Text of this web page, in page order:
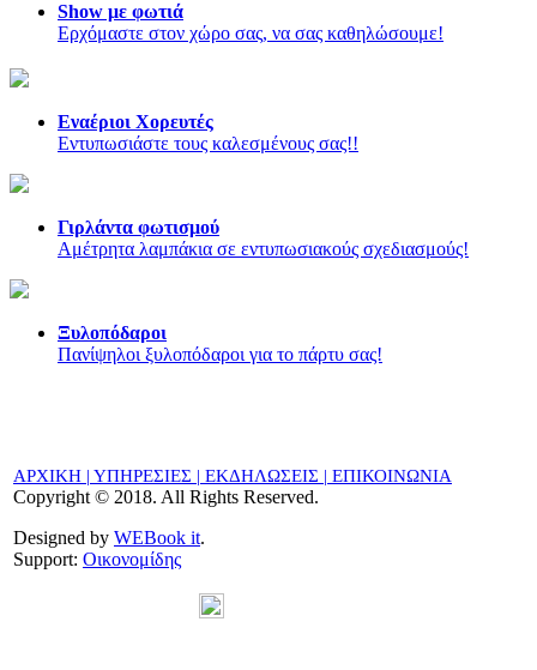
Show με φωτιά
Ερχόμαστε στον χώρο σας, να σας καθηλώσουμε!
Εναέριοι Χορευτές
Εντυπωσιάστε τους καλεσμένους σας!!
Γιρλάντα φωτισμού
Αμέτρητα λαμπάκια σε εντυπωσιακούς σχεδιασμούς!
Ξυλοπόδαροι
Πανίψηλοι ξυλοπόδαροι για το πάρτυ σας!
ΑΡΧΙΚΗ | ΥΠΗΡΕΣΙΕΣ | ΕΚΔΗΛΩΣΕΙΣ | ΕΠΙΚΟΙΝΩΝΙΑ
Copyright © 2018. All Rights Reserved.
Designed by WEBook it.
Support: Οικονομίδης